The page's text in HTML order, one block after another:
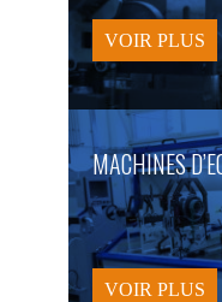
VOIR PLUS
MACHINES
VOIR PLUS